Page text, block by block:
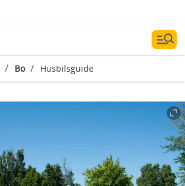
/ Bo / Husbilsguide